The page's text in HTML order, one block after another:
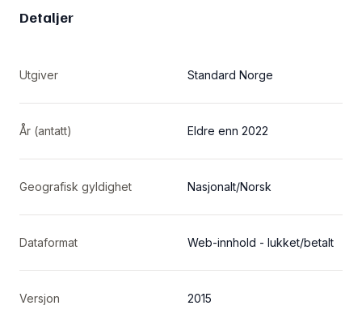
Detaljer
Utgiver Standard Norge
År (antatt) Eldre enn 2022
Geografisk gyldighet Nasjonalt/Norsk
Dataformat Web-innhold - lukket/betalt
Versjon 2015